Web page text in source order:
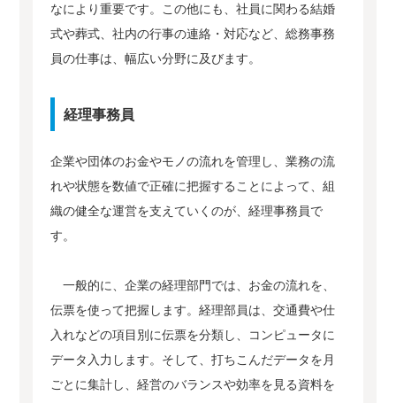
なにより重要です。この他にも、社員に関わる結婚
式や葬式、社内の行事の連絡・対応など、総務事務
員の仕事は、幅広い分野に及びます。
経理事務員
企業や団体のお金やモノの流れを管理し、業務の流
れや状態を数値で正確に把握することによって、組
織の健全な運営を支えていくのが、経理事務員で
す。
一般的に、企業の経理部門では、お金の流れを、
伝票を使って把握します。経理部員は、交通費や仕
入れなどの項目別に伝票を分類し、コンピュータに
データ入力します。そして、打ちこんだデータを月
ごとに集計し、経営のバランスや効率を見る資料を